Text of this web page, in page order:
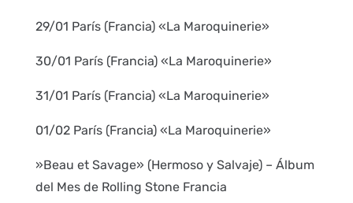
29/01 París (Francia) «La Maroquinerie»
30/01 París (Francia) «La Maroquinerie»
31/01 París (Francia) «La Maroquinerie»
01/02 París (Francia) «La Maroquinerie»
»Beau et Savage» (Hermoso y Salvaje) – Álbum
del Mes de Rolling Stone Francia